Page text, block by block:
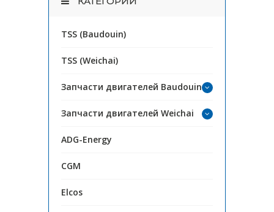
TSS (Baudouin)
TSS (Weichai)
Запчасти двигателей Baudouin
Запчасти двигателей Weichai
ADG-Energy
CGM
Elcos